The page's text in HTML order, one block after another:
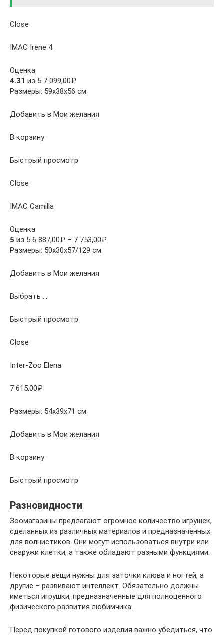
Close
IMAC Irene 4
Оценка
4.31 из 5 7 099,00₽
Размеры: 59х38х56 см
Добавить в Мои желания
В корзину
Быстрый просмотр
Close
IMAC Camilla
Оценка
5 из 5 6 887,00₽ – 7 753,00₽
Размеры: 50х30х57/129 см
Добавить в Мои желания
Выбрать …
Быстрый просмотр
Close
Inter-Zoo Elena
7 615,00₽
Размеры: 54х39х71 см
Добавить в Мои желания
В корзину
Быстрый просмотр
Разновидности
Зоомагазины предлагают огромное количество игрушек,
сделанных из различных материалов и предназначенных
для волнистиков. Они могут использоваться внутри или
снаружи клетки, а также обладают разными функциями.
Некоторые вещи нужны для заточки клюва и ногтей, а
другие – развивают интеллект. Обязательно должны
иметься игрушки, предназначенные для полноценного
физического развития любимчика.
Перед покупкой готового изделия важно убедиться, что